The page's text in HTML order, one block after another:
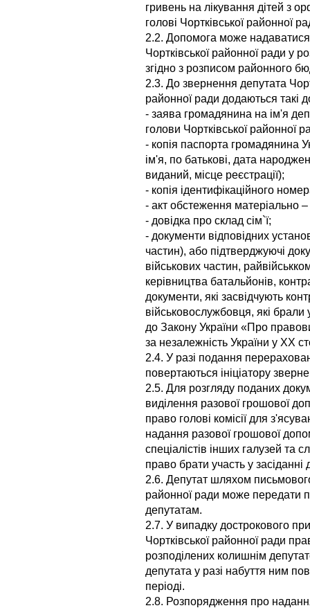
гривень на лікування дітей з
голові Чортківської районної
2.2. Допомога може надаватися
Чортківської районної ради у
згідно з розписом районного
2.3. До звернення депутата
районної ради додаються такі
- заява громадянина на ім'я
голови Чортківської районної
- копія паспорта громадянина
ім'я, по батькові, дата
виданий, місце реєстрації);
- копія ідентифікаційного
- акт обстеження матеріально
- довідка про склад сім`ї;
- документи відповідних
частин), або підтверджуючі
військових частин,
керівництва батальйонів,
документи, які засвідчують
військовослужбовця, які
до Закону України «Про
за незалежність України у XX
2.4. У разі подання
повертаються ініціатору
2.5. Для розгляду поданих
виділення разової грошової
право голові комісії для
надання разової грошової
спеціалістів інших галузей та
право брати участь у засіданні
2.6. Депутат шляхом
районної ради може передати
депутатам.
2.7. У випадку дострокового
Чортківської районної ради
розподілених колишнім
депутата у разі набуття ним
періоді.
2.8. Розпорядження про